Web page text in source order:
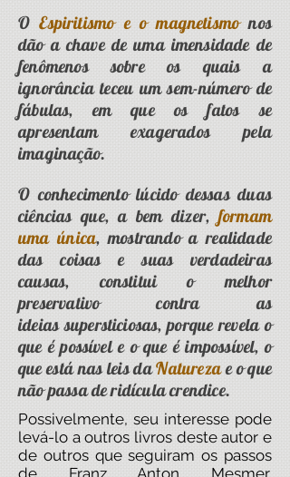
OEspiritismo e o magnetismonos
dão a chave de uma imensidade de
fenômenos sobre os quais a
ignorância teceu um sem-número de
fábulas, em que os fatos se
apresentam exagerados pela
imaginação.
O conhecimento lúcido dessas duas
ciências que, a bem dizer,formam
uma única, mostrando a realidade
das coisas e suas verdadeiras
causas, constitui o melhor
preservativo contra as
ideias supersticiosas, porque revela o
que é possível e o que é impossível, o
que está nas leis daNaturezae o que
não passa de ridícula crendice.
Possivelmente, seu interesse pode
levá-lo a outros livros deste autor e
de outros que seguiram os passos
de Franz Anton Mesmer,